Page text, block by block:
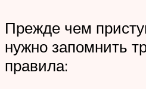
Прежде чем
нужно запомнить
правила: